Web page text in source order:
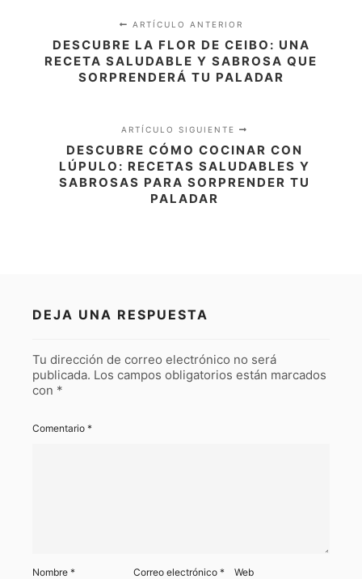
ARTÍCULO ANTERIOR
DESCUBRE LA FLOR DE CEIBO: UNA
RECETA SALUDABLE Y SABROSA QUE
SORPRENDERÁ TU PALADAR
ARTÍCULO SIGUIENTE
DESCUBRE CÓMO COCINAR CON
LÚPULO: RECETAS SALUDABLES Y
SABROSAS PARA SORPRENDER TU
PALADAR
DEJA UNA RESPUESTA
Tu dirección de correo electrónico no será
publicada. Los campos obligatorios están marcados
con *
Comentario *
Nombre * Correo electrónico* Web